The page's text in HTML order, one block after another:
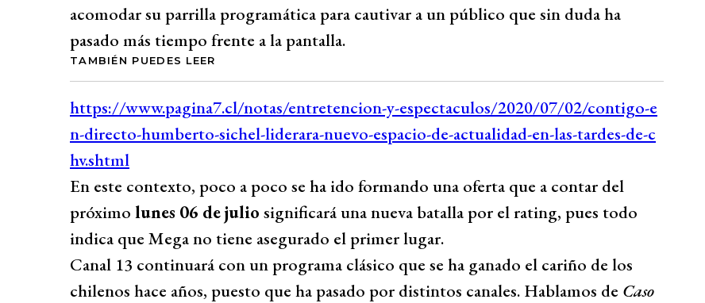
acomodar su parrilla programática para cautivar a un público que sin duda ha
pasado más tiempo frente a la pantalla.
TAMBIÉN PUEDES LEER
En este contexto, poco a poco se ha ido formando una oferta que a contar del
próximo lunes 06 de julio significará una nueva batalla por el rating, pues todo
indica que Mega no tiene asegurado el primer lugar.
Canal 13 continuará con un programa clásico que se ha ganado el cariño de los
chilenos hace años, puesto que ha pasado por distintos canales. Hablamos de Caso